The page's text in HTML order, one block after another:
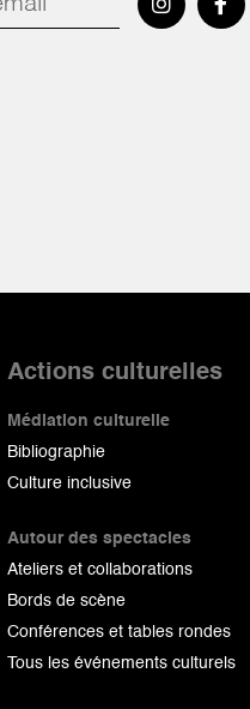
Actions culturelles
Médiation culturelle
Bibliographie
Culture inclusive
Autour des spectacles
Ateliers et collaborations
Bords de scène
Conférences et tables rondes
Tous les événements culturels